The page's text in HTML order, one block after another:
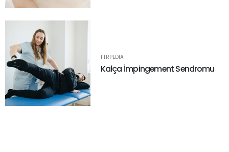
FTRPEDIA
Kalça İmpingement Sendromu